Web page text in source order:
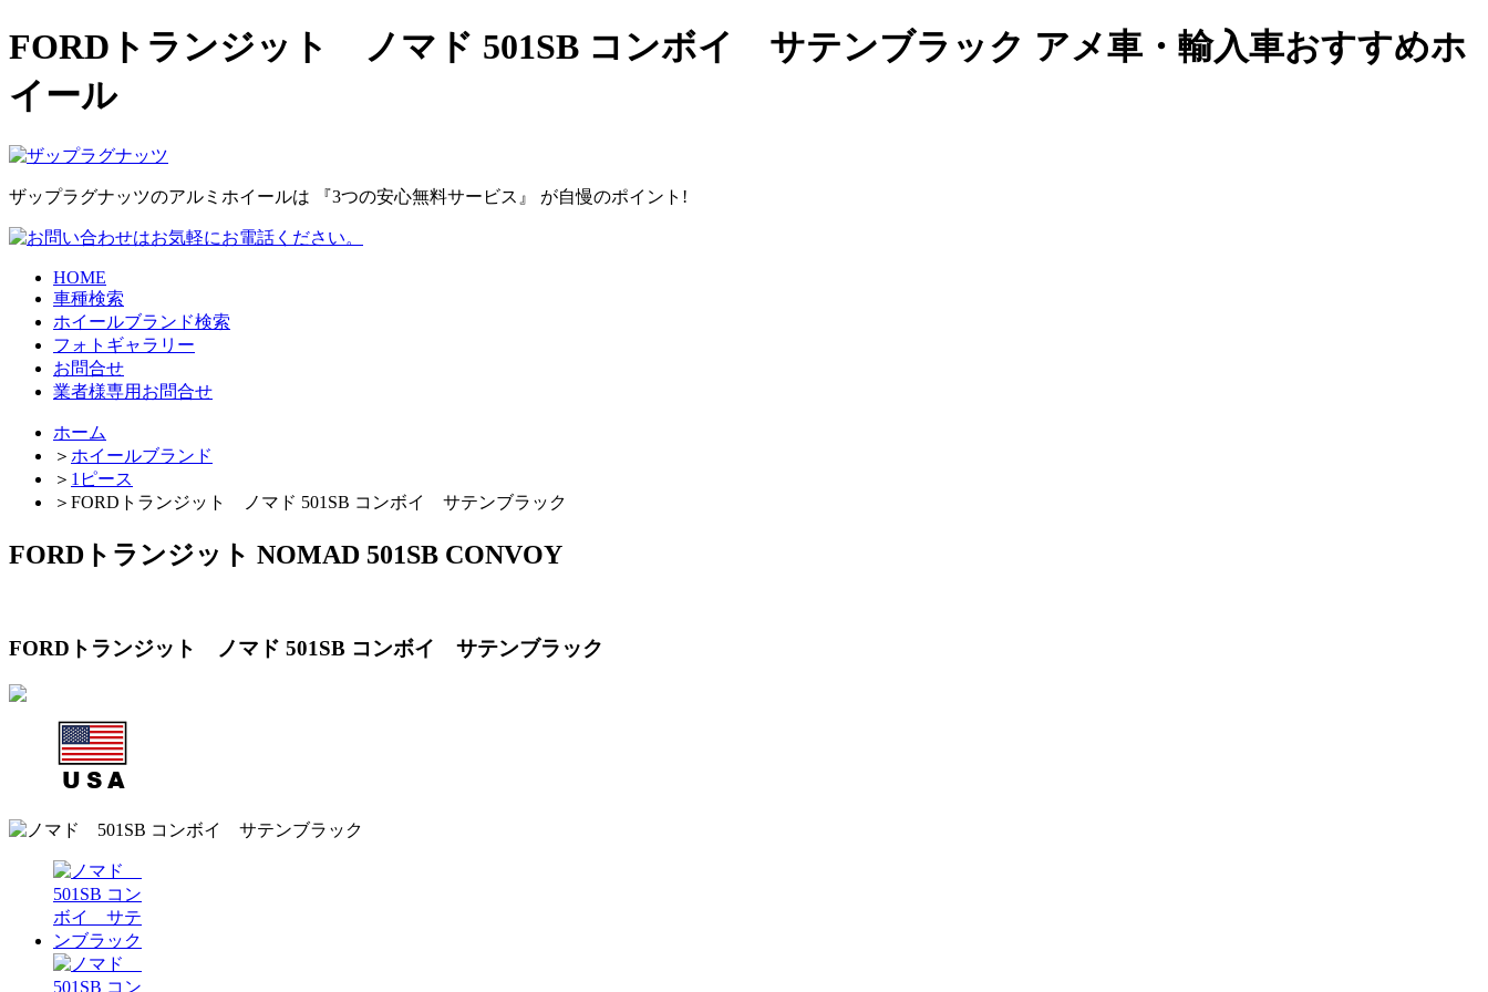
FORDトランジット ノマド 501SB コンボイ サテンブラック アメ車・輸入車おすすめホ
イール
ザップラグナッツのアルミホイールは 『3つの安心無料サービス』 が自慢のポイント!
HOME
車種検索
ホイールブランド検索
フォトギャラリー
お問合せ
業者様専用お問合せ
ホーム
＞ ホイールブランド
＞ 1ピース
＞ FORDトランジット ノマド 501SB コンボイ サテンブラック
FORDトランジット NOMAD 501SB CONVOY
FORDトランジット ノマド 501SB コンボイ サテンブラック